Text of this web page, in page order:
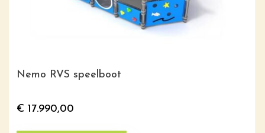
Nemo RVS speelboot
€ 17.990,00